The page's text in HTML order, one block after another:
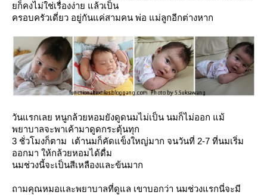
ก็คงไม่ใช่เรื่องง่าย แล้วเป็น
ครอบครัวเดี่ยว อยู่กันแค่สามคน พ่อ แม่ลูกอีกต่างหาก
วันแรกเลย หนูกล้วยหอมยังดูดนมไม่เป็น นมก็ไม่ออก แม้
พยาบาลจะพาเค้ามาดูดกระตุ้นทุก
3 ชั่วโมงก็ตาม เต้านมก็คัดแข็งใหญ่มาก จนวันที่ 2-7 ที่นมเริ่ม
ออกมา ให้กล้วยหอมได้ดื่ม
นมช่วงนี้จะเป็นสีเหลืองและข้นมาก
ถามคุณหมอและพยาบาลที่ดูแล เขาบอกว่า นมช่วงแรกนี่จะมี